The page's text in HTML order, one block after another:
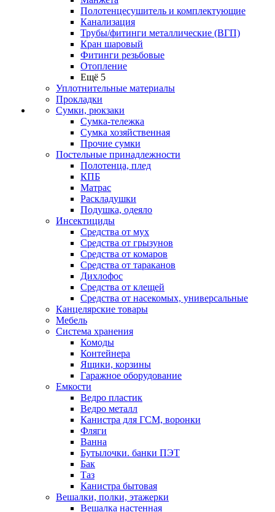
Полотенцесушитель и комплектующие
Канализация
Трубы/фитинги металлические (ВГП)
Кран шаровый
Фитинги резьбовые
Отопление
Ещё 5
Уплотнительные материалы
Прокладки
Сумки, рюкзаки
Сумка-тележка
Сумка хозяйственная
Прочие сумки
Постельные принадлежности
Полотенца, плед
КПБ
Матрас
Раскладушки
Подушка, одеяло
Инсектициды
Средства от мух
Средства от грызунов
Средства от комаров
Средства от тараканов
Дихлофос
Средства от клещей
Средства от насекомых, универсальные
Канцелярские товары
Мебель
Система хранения
Комоды
Контейнера
Ящики, корзины
Гаражное оборудование
Емкости
Ведро пластик
Ведро металл
Канистра для ГСМ, воронки
Фляги
Ванна
Бутылочки. банки ПЭТ
Бак
Таз
Канистра бытовая
Вешалки, полки, этажерки
Вешалка настенная